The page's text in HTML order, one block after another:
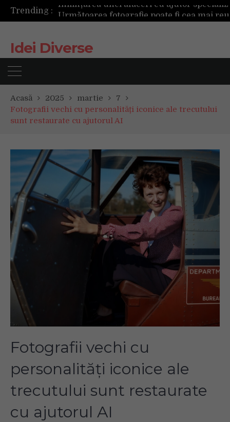
Trending :
Mașinile de spălat și uscătoarele bazate pe inteligență artificială îți cunosc hainele mai bine decât tine
Idei Diverse
Acasă 2025 martie
7
Fotografii vechi cu personalități iconice ale trecutului
sunt restaurate cu ajutorul AI
Fotografii vechi cu
personalități iconice ale
trecutului sunt restaurate
cu ajutorul AI